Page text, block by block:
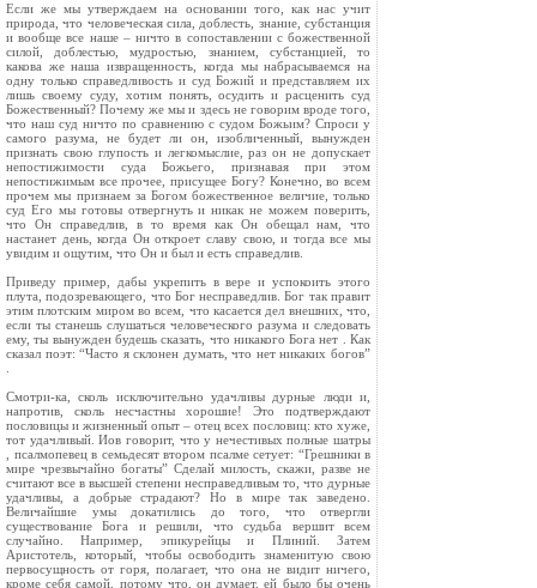
Если же мы утверждаем на основании того, как нас учит
природа, что человеческая сила, доблесть, знание, субстанция
и вообще все наше – ничто в сопоставлении с божественной
силой, доблестью, мудростью, знанием, субстанцией, то
какова же наша извращенность, когда мы набрасываемся на
одну только справедливость и суд Божий и представляем их
лишь своему суду, хотим понять, осудить и расценить суд
Божественный? Почему же мы и здесь не говорим вроде того,
что наш суд ничто по сравнению с судом Божьим? Спроси у
самого разума, не будет ли он, изобличенный, вынужден
признать свою глупость и легкомыслие, раз он не допускает
непостижимости суда Божьего, признавая при этом
непостижимым все прочее, присущее Богу? Конечно, во всем
прочем мы признаем за Богом божественное величие, только
суд Его мы готовы отвергнуть и никак не можем поверить,
что Он справедлив, в то время как Он обещал нам, что
настанет день, когда Он откроет славу свою, и тогда все мы
увидим и ощутим, что Он и был и есть справедлив.
Приведу пример, дабы укрепить в вере и успокоить этого
плута, подозревающего, что Бог несправедлив. Бог так правит
этим плотским миром во всем, что касается дел внешних, что,
если ты станешь слушаться человеческого разума и следовать
ему, ты вынужден будешь сказать, что никакого Бога нет . Как
сказал поэт: “Часто я склонен думать, что нет никаких богов”
Смотри-ка, сколь исключительно удачливы дурные люди и,
напротив, сколь несчастны хорошие! Это подтверждают
пословицы и жизненный опыт – отец всех пословиц: кто хуже,
тот удачливый. Иов говорит, что у нечестивых полные шатры
, псалмопевец в семьдесят втором псалме сетует: “Грешники в
мире чрезвычайно богаты” Сделай милость, скажи, разве не
считают все в высшей степени несправедливым то, что дурные
удачливы, а добрые страдают? Но в мире так заведено.
Величайшие умы докатились до того, что отвергли
существование Бога и решили, что судьба вершит всем
случайно. Например, эпикурейцы и Плиний. Затем
Аристотель, который, чтобы освободить знаменитую свою
первосущность от горя, полагает, что она не видит ничего,
кроме себя самой, потому что, он думает, ей было бы очень